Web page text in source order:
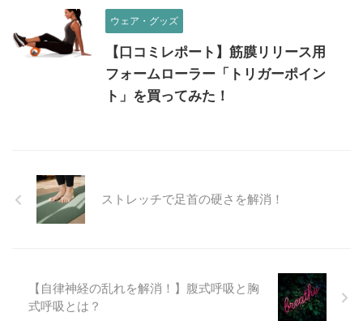
ウェア・グッズ
【口コミレポート】筋膜リリース用
フォームローラー「トリガーポイン
ト」を買ってみた！
ストレッチで足首の硬さを解消！
【自律神経の乱れを解消！】腹式呼吸と胸
式呼吸とは？